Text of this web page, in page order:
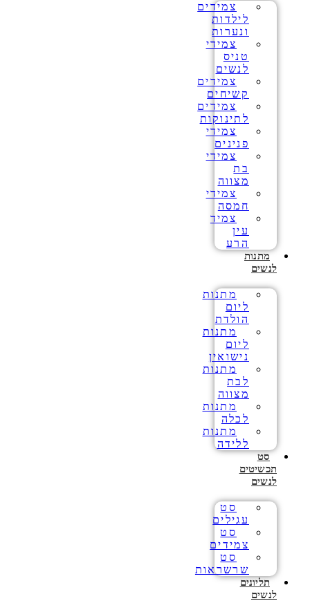
צמידים
לילדות
ונערות
צמידי
טניס
לנשים
צמידים
קשיחים
צמידים
לתינוקות
צמידי
פנינים
צמידי
בת
מצווה
צמידי
חמסה
צמיד
עין
הרע
מתנות
לנשים
מתנות
ליום
הולדת
מתנות
ליום
נישואין
מתנות
לבת
מצווה
מתנות
לכלה
מתנות
ללידה
סט
תכשיטים
לנשים
סט
עגילים
סט
צמידים
סט
שרשראות
תליונים
לנשים